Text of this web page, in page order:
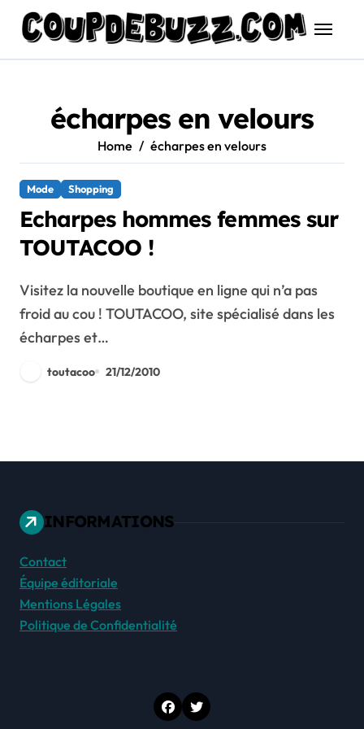
content
écharpes en velours
Home écharpes en velours
Mode Shopping
Echarpes hommes femmes sur
TOUTACOO !
Visitez la nouvelle boutique en ligne qui n’a pas
froid au cou ! TOUTACOO, site spécialisé dans les
écharpes et…
toutacoo 21/12/2010
INFORMATIONS
Contact
Équipe éditoriale
Mentions Légales
Politique de Confidentialité